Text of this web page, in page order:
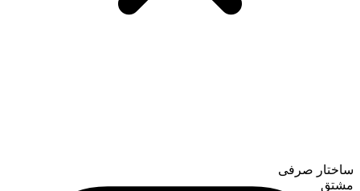
ساختار صرفی
مشتق